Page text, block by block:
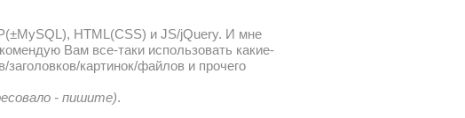
HTML(CSS) и JS/jQuery. И мне
Вам все-таки использовать какие-
картинок/файлов и прочего
- пишите).